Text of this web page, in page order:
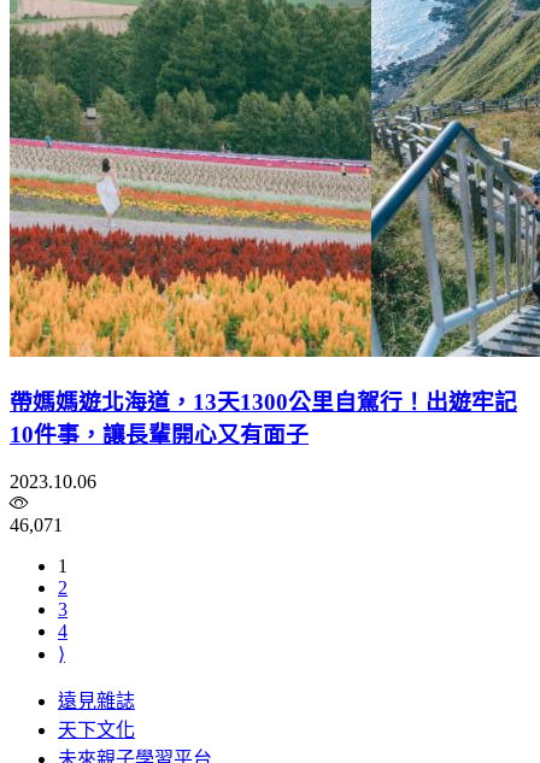
帶媽媽遊北海道，13天1300公里自駕行！出遊牢記
10件事，讓長輩開心又有面子
2023.10.06
46,071
1
2
3
4
⟩
遠見雜誌
天下文化
未來親子學習平台